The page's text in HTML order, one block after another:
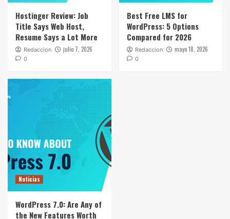
Hostinger Review: Job
Title Says Web Host,
Resume Says a Lot More
Redaccion julio 7, 2026
0
Best Free LMS for
WordPress: 5 Options
Compared for 2026
Redaccion mayo 18, 2026
0
Noticias
WordPress 7.0: Are Any of
the New Features Worth